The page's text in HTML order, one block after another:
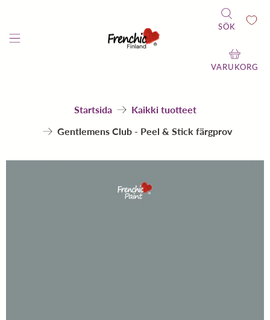
SÖK
VARUKORG
Startsida
Kaikki tuotteet
Gentlemens Club - Peel & Stick färgprov